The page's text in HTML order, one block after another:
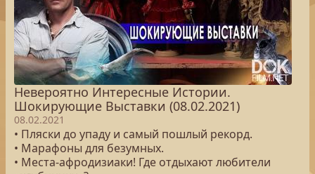
Невероятно Интересные Истории.
Шокирующие Выставки (08.02.2021)
08.02.2021
• Пляски до упаду и самый пошлый рекорд.
• Марафоны для безумных.
• Места-афродизиаки! Где отдыхают любители